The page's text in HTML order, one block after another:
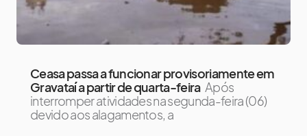
Ceasa passa a funcionar provisoriamente em
Gravataí a partir de quarta-feira Após
interromper atividades na segunda-feira (06)
devido aos alagamentos, a